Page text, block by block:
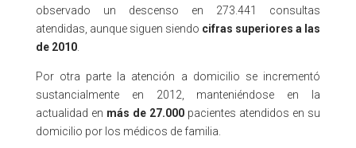
observado un descenso en 273.441 consultas
atendidas, aunque siguen siendo cifras superiores a las
de 2010.
Por otra parte la atención a domicilio se incrementó
sustancialmente en 2012, manteniéndose en la
actualidad en más de 27.000 pacientes atendidos en su
domicilio por los médicos de familia.